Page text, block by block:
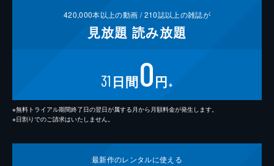
420,000本以上の動画 /210誌以上の雑誌が
見放題 読み放題
31 日間0円 ※
※無料トライアル期間終了日の翌日が属する月から月額料金が発生します。
※日割りでのご請求はいたしません。
最新作のレンタルに使える